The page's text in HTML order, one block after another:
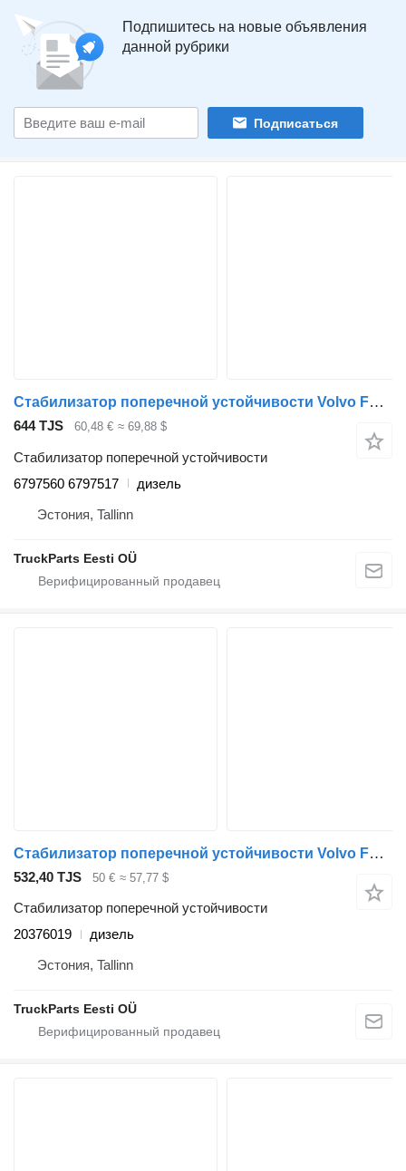
Подпишитесь на новые объявления
данной рубрики
Подписаться
Стабилизатор поперечной устойчивости Volvo FL (01.00-) 6797560 6797517 для тягача Volvo FL, FL6, FL7, FL10, FL12, FS718 (1985-2005)
644 TJS 60,48 € ≈ 69,88 $
Стабилизатор поперечной устойчивости
6797560 6797517
дизель
Эстония, Tallinn
TruckParts Eesti OÜ
Стабилизатор поперечной устойчивости Volvo FL (01.00-) 20376019 для тягача Volvo FL, FL6, FL7, FL10, FL12, FS718 (1985-2005)
532,40 TJS 50 € ≈ 57,77 $
Стабилизатор поперечной устойчивости
20376019
дизель
Эстония, Tallinn
TruckParts Eesti OÜ